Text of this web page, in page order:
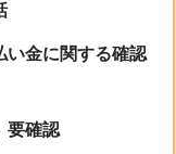
い金に関する確認
要確認